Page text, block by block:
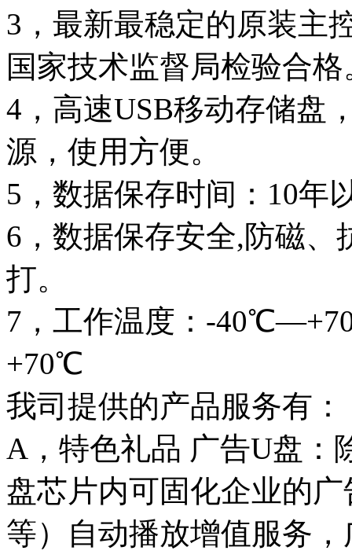
3，最新最稳定的原装主
国家技术监督局检验合
4，高速USB移动存储盘
源，使用方便。
5，数据保存时间：10年
6，数据保存安全,防磁
打。
7，工作温度：-
+70℃
我司提供的产品服务有：
A，特色礼品 广告U盘：
盘芯片内可固化企业的
等）自动播放增值服务